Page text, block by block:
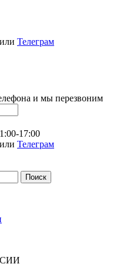
или Телеграм
и мы перезвоним
17:00
или Телеграм
Поиск